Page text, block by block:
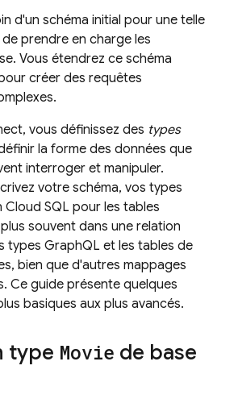
d'un schéma initial pour une telle
prendre en charge les
Vous étendrez ce schéma
créer des requêtes
, vous définissez des types
la forme des données que
interroger et manipuler.
votre schéma, vos types
Cloud SQL pour les tables
souvent dans une relation
types GraphQL et les tables de
bien que d'autres mappages
Ce guide présente quelques
basiques aux plus avancés.
type Movie de base